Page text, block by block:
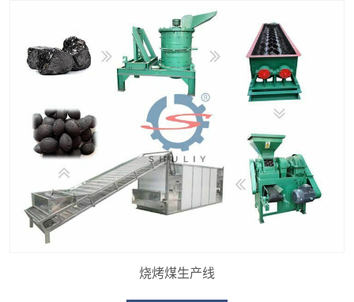
烧烤煤生产线